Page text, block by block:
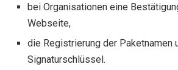
bei Organisationen eine
Webseite,
die Registrierung der Paketnamen
Signaturschlüssel.